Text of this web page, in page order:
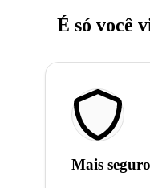
É só você
Mais seguro